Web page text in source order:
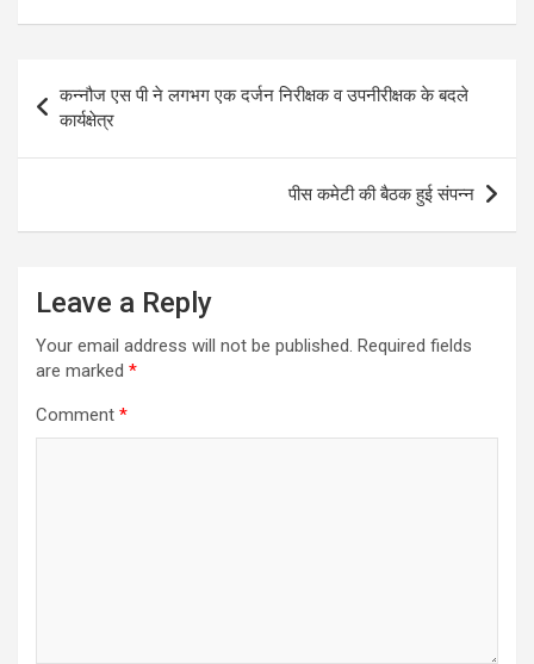
navigation
कन्नौज एस पी ने लगभग एक दर्जन निरीक्षक व उपनीरीक्षक के बदले
कार्यक्षेत्र
पीस कमेटी की बैठक हुई संपन्न
Leave a Reply
Your email address will not be published. Required fields
are marked *
Comment *